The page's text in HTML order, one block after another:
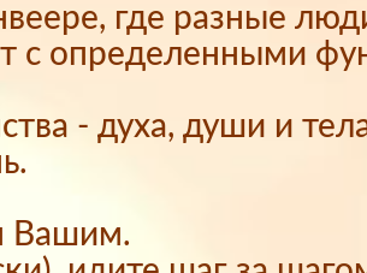
где разные
с определенными
- духа, души и
Вашим.